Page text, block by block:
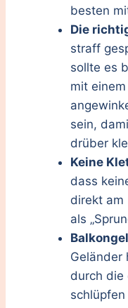
besten
Die
straff
sollte es
mit
sein,
drüber
Keine
dass
direkt am
als
Geländer
durch die